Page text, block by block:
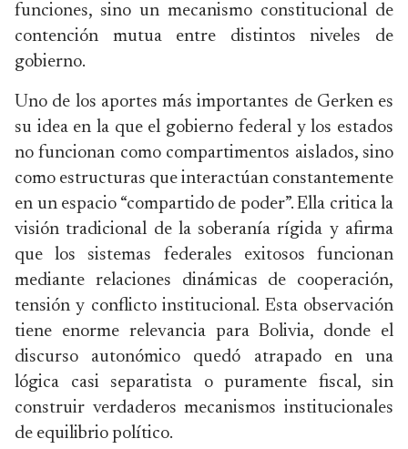
funciones, sino un mecanismo constitucional de
contención mutua entre distintos niveles de
gobierno.
Uno de los aportes más importantes de Gerken es
su idea en la que el gobierno federal y los estados
no funcionan como compartimentos aislados, sino
como estructuras que interactúan constantemente
en un espacio “compartido de poder”. Ella critica la
visión tradicional de la soberanía rígida y afirma
que los sistemas federales exitosos funcionan
mediante relaciones dinámicas de cooperación,
tensión y conflicto institucional. Esta observación
tiene enorme relevancia para Bolivia, donde el
discurso autonómico quedó atrapado en una
lógica casi separatista o puramente fiscal, sin
construir verdaderos mecanismos institucionales
de equilibrio político.